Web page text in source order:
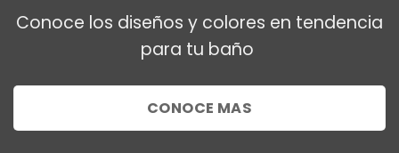
Conoce los diseños y colores en tendencia
para tu baño
CONOCE MAS